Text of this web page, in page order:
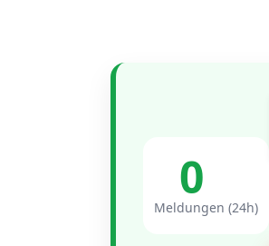
0
Meldungen (24h)